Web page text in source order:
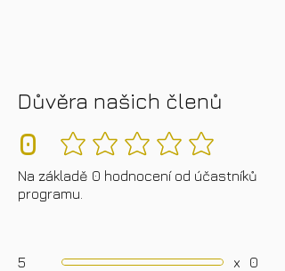
Důvěra našich členů
0 Zatím žádná hodnocení
Na základě 0 hodnocení od účastníků
programu.
5 x 0